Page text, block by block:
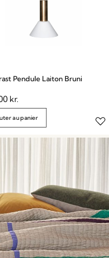
Pendule Laiton Bruni
kr.
au panier